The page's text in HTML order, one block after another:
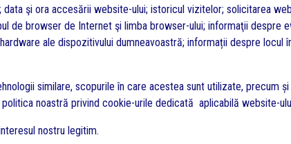
şi ora accesării website-ului; istoricul vizitelor; solicitarea
de browser de Internet şi limba browser-ului; informaţii despre
ale dispozitivului dumneavoastră; informații despre locul
similare, scopurile în care acestea sunt utilizate, precum
noastră privind cookie-urile dedicată aplicabilă website-
nostru legitim.